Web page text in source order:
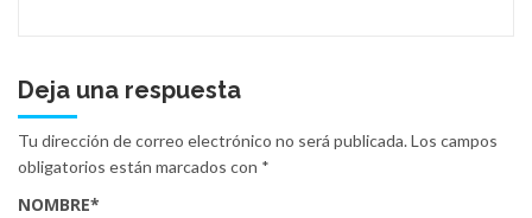
Deja una respuesta
Tu dirección de correo electrónico no será publicada.Los campos
obligatorios están marcados con *
NOMBRE*